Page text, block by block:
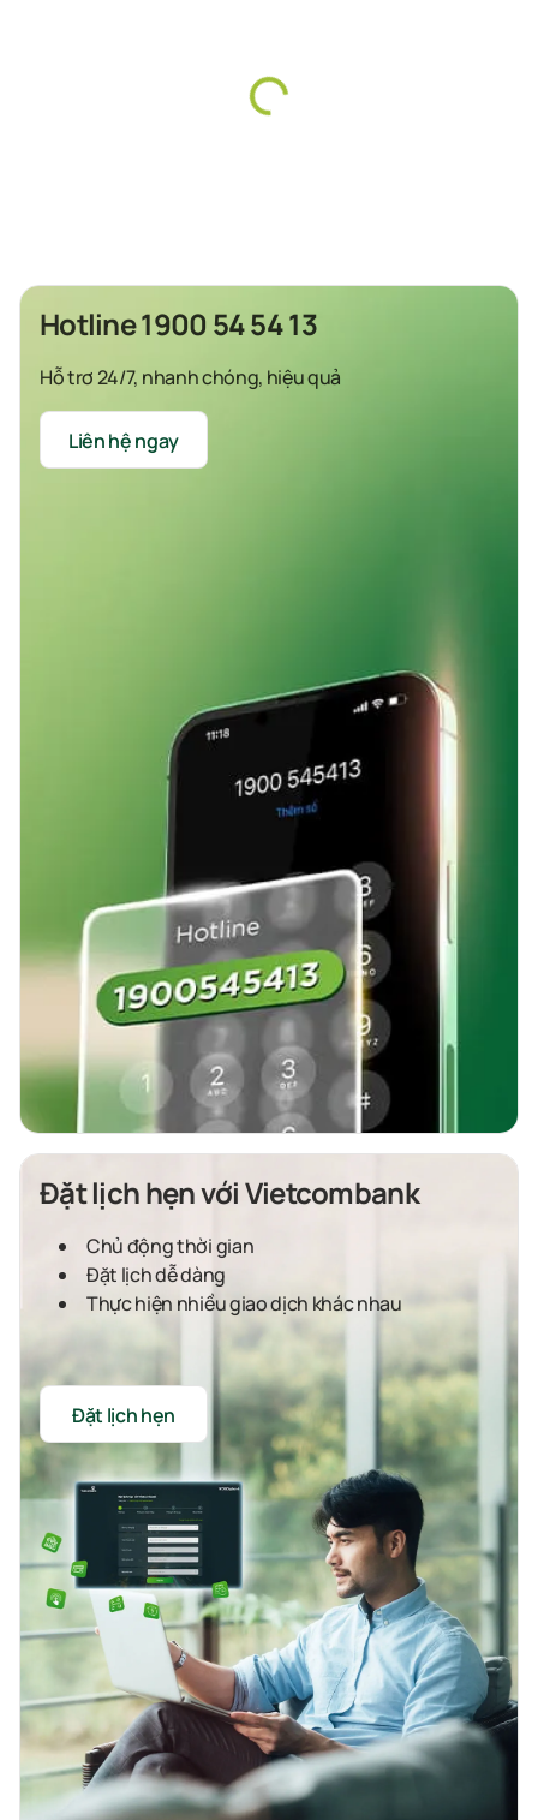
Hotline 1900 54 54 13
Hỗ trơ 24/7, nhanh chóng, hiệu quả
Liên hệ ngay
Đặt lịch hẹn với Vietcombank
Chủ động thời gian
Đặt lịch dễ dàng
Thực hiện nhiều giao dịch khác nhau
Đặt lịch hẹn